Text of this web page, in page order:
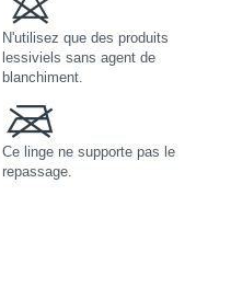
N'utilisez que des produits
lessiviels sans agent de
blanchiment.
Ce linge ne supporte pas le
repassage.